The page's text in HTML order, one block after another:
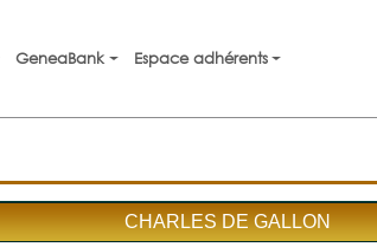
GeneaBank Espace adhérents
CHARLES DE GALLON